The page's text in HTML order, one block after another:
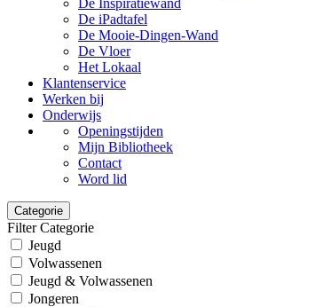
De Inspiratiewand
De iPadtafel
De Mooie-Dingen-Wand
De Vloer
Het Lokaal
Klantenservice
Werken bij
Onderwijs
Openingstijden
Mijn Bibliotheek
Contact
Word lid
Categorie
Filter Categorie
Jeugd
Volwassenen
Jeugd & Volwassenen
Jongeren